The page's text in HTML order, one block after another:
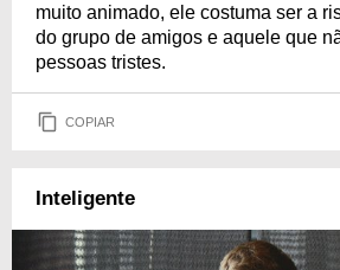
muito animado, ele costuma ser a
do grupo de amigos e aquele que
pessoas tristes.
COPIAR
Inteligente